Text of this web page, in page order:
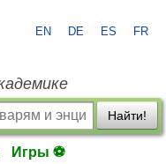
EN DE ES FR
Найти!
Игры ⚽